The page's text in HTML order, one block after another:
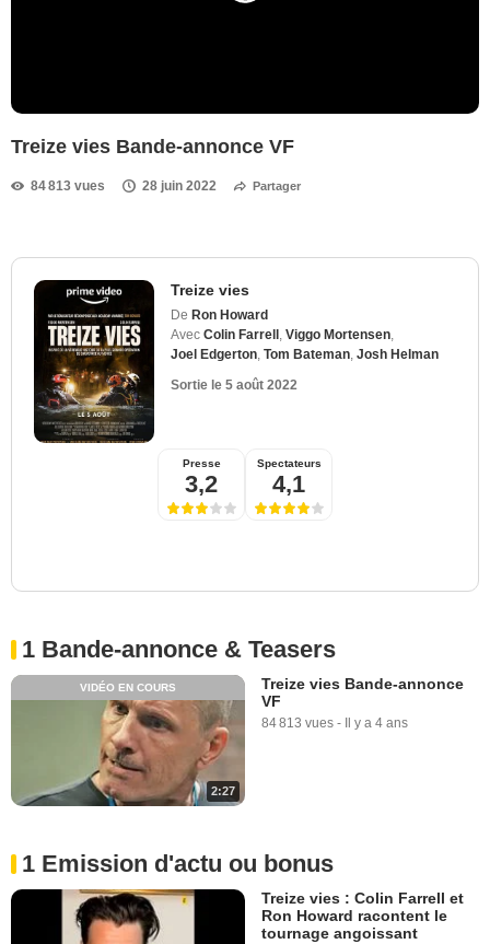
Treize vies Bande-annonce VF
84 813 vues 28 juin 2022 Partager
Treize vies
De Ron Howard
Avec Colin Farrell Viggo Mortensen
Joel Edgerton Tom Bateman Josh Helman
Sortie le 5 août 2022
Presse
3,2
Spectateurs
4,1
1 Bande-annonce & Teasers
2:27
VIDÉO EN COURS
Treize vies Bande-annonce
VF
84 813 vues - Il y a 4 ans
1 Emission d'actu ou bonus
Treize vies : Colin Farrell et
Ron Howard racontent le
tournage angoissant